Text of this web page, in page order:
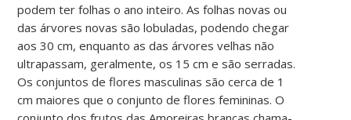
podem ter folhas o ano inteiro. As folhas novas ou
das árvores novas são lobuladas, podendo chegar
aos 30 cm, enquanto as das árvores velhas não
ultrapassam, geralmente, os 15 cm e são serradas.
Os conjuntos de flores masculinas são cerca de 1
cm maiores que o conjunto de flores femininas. O